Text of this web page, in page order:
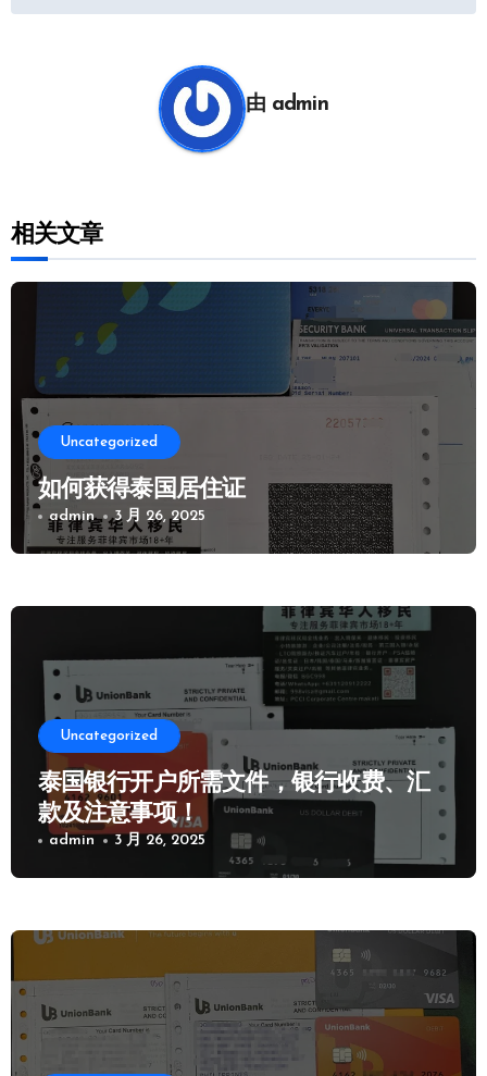
由 admin
相关文章
Uncategorized
如何获得泰国居住证
admin 3 月 26, 2025
Uncategorized
泰国银行开户所需文件，银行收费、汇
款及注意事项！
admin 3 月 26, 2025